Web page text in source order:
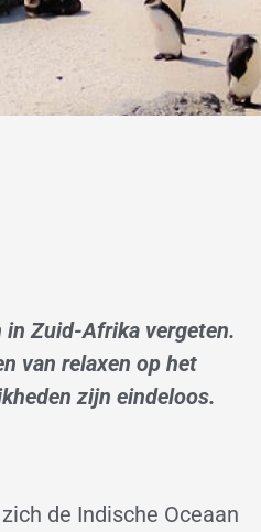
Zuid-Afrika vergeten.
van relaxen op het
zijn eindeloos.
de Indische Oceaan